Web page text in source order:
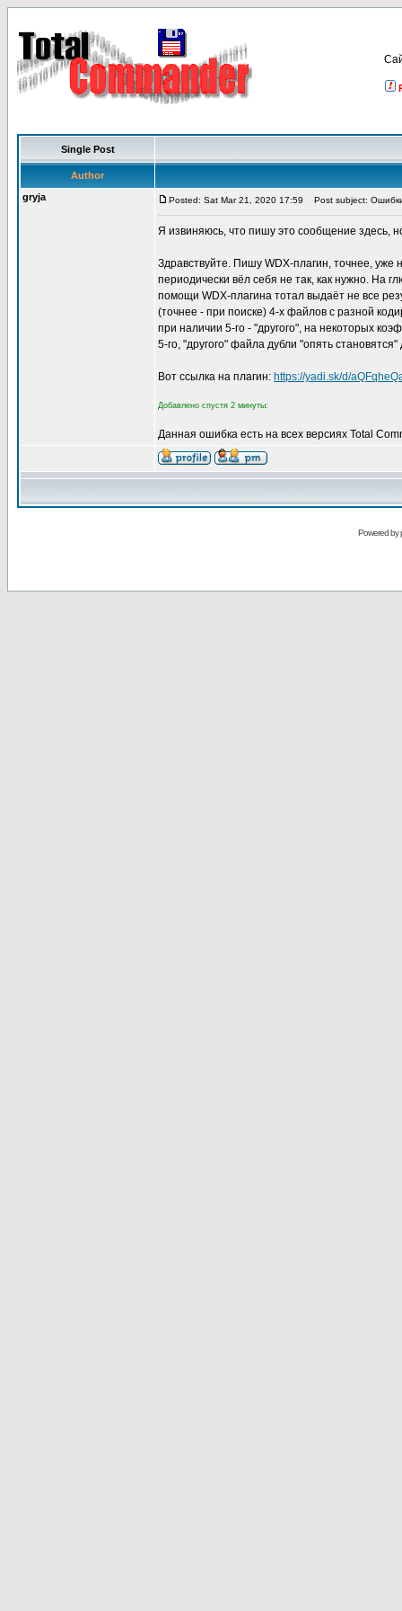
Single Post
Author
gryja
Posted: Sat Mar 21, 2020 17:59 Post subject:
Я извиняюсь, что пишу это сообщение здесь,
Здравствуйте. Пишу WDX-плагин, точнее, уже
периодически вёл себя не так, как нужно. На
помощи WDX-плагина тотал выдаёт не все
(точнее - при поиске) 4-х файлов с разной
при наличии 5-го - "другого", на некоторых
5-го, "другого" файла дубли "опять становятся"
Вот ссылка на плагин: https://yadi.sk/d/
Добавлено спустя 2 минуты:
Данная ошибка есть на всех версиях Total
Powered by